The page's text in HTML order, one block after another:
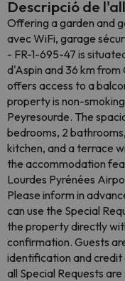
Descripció de
Offering a garden and
avec WiFi, garage
- FR-1-695-47 is
d'Aspin and 36 km
offers access to a
property is non-
Peyresourde. The
bedrooms, 2
kitchen, and a terrace
the accommodation
Lourdes Pyrénées
Please inform in
can use the Special
the property directly
confirmation. Guests
identification and credit
all Special Requests